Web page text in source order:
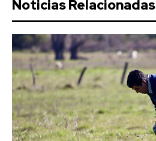
Noticias Relacionadas